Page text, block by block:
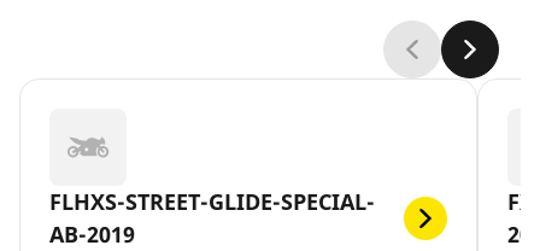
FLHXS-STREET-GLIDE-SPECIAL-
AB-2019